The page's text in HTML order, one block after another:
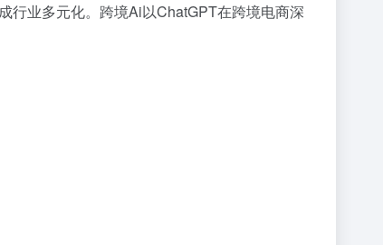
行业多元化。跨境Ai以ChatGPT在跨境电商深